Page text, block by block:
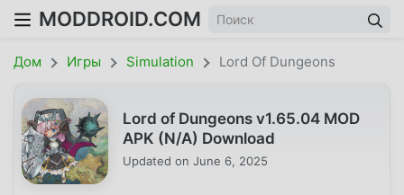
MODDROID.COM
Дом Игры Simulation Lord Of Dungeons
Lord of Dungeons v1.65.04 MOD
APK (N/A) Download
Updated on June 6, 2025